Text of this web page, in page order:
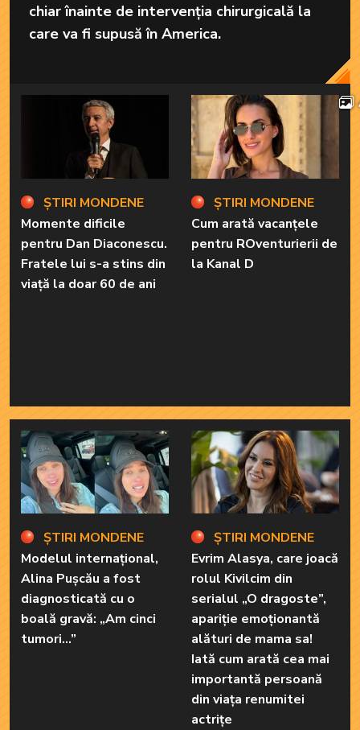
chiar înainte de intervenția chirurgicală la
care va fi supusă în America.
ȘTIRI MONDENE
Momente dificile
pentru Dan Diaconescu.
Fratele lui s-a stins din
viață la doar 60 de ani
ȘTIRI MONDENE
Modelul internațional,
Alina Pușcău a fost
diagnosticată cu o
boală gravă: „Am cinci
tumori...”
ȘTIRI MONDENE
Cum arată vacanțele
pentru ROventurierii de
la Kanal D
ȘTIRI MONDENE
Evrim Alasya, care joacă
rolul Kivilcim din
serialul „O dragoste”,
apariție emoționantă
alături de mama sa!
Iată cum arată cea mai
importantă persoană
din viața renumitei
actrițe